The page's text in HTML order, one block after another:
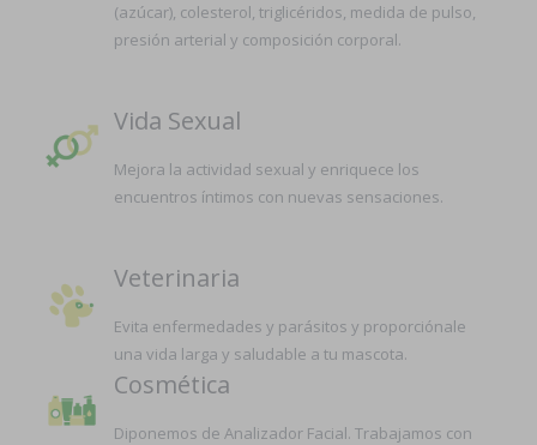
(azúcar), colesterol, triglicéridos, medida de pulso,
presión arterial y composición corporal.
Vida Sexual
Mejora la actividad sexual y enriquece los
encuentros íntimos con nuevas sensaciones.
Veterinaria
Evita enfermedades y parásitos y proporciónale
una vida larga y saludable a tu mascota.
Cosmética
Diponemos de Analizador Facial. Trabajamos con